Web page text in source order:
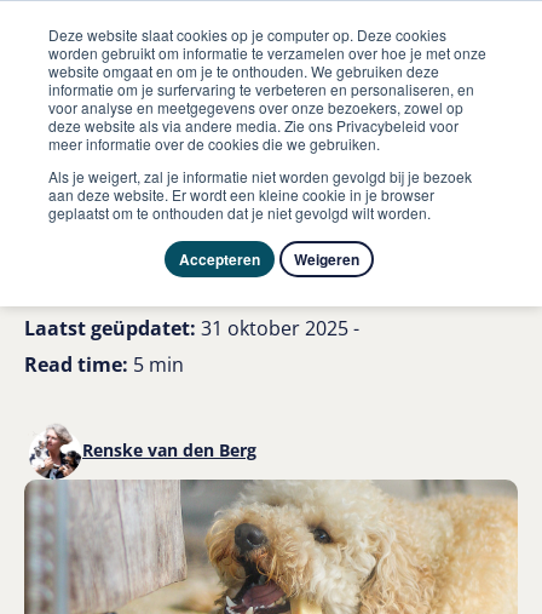
Deze website slaat cookies op je computer op. Deze cookies
worden gebruikt om informatie te verzamelen over hoe je met onze
website omgaat en om je te onthouden. We gebruiken deze
informatie om je surfervaring te verbeteren en personaliseren, en
voor analyse en meetgegevens over onze bezoekers, zowel op
deze website als via andere media. Zie ons Privacybeleid voor
meer informatie over de cookies die we gebruiken.
Als je weigert, zal je informatie niet worden gevolgd bij je bezoek
aan deze website. Er wordt een kleine cookie in je browser
geplaatst om te onthouden dat je niet gevolgd wilt worden.
Accepteren Weigeren
Hond
Zo kies je de juiste kauwstaaf voor jouw hond
Zo kies je de juiste
kauwstaaf voor jouw hond
Laatst geüpdatet: 31 oktober 2025 -
Read time: 5 min
Renske van den Berg